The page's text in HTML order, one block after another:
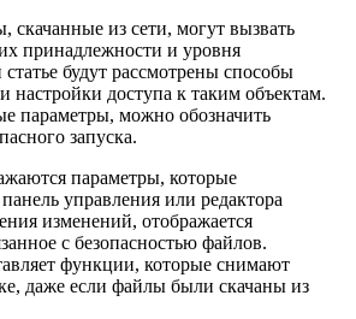
из сети, могут вызвать
принадлежности и уровня
будут рассмотрены способы
настройки доступа к таким объектам.
параметры, можно обозначить
запуска.
параметры, которые
управления или редактора
изменений, отображается
с безопасностью файлов.
функции, которые снимают
даже если файлы были скачаны из